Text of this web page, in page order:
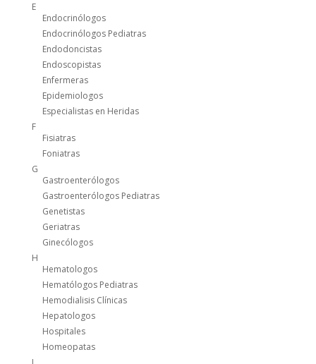
E
Endocrinólogos
Endocrinólogos Pediatras
Endodoncistas
Endoscopistas
Enfermeras
Epidemiologos
Especialistas en Heridas
F
Fisiatras
Foniatras
G
Gastroenterólogos
Gastroenterólogos Pediatras
Genetistas
Geriatras
Ginecólogos
H
Hematologos
Hematólogos Pediatras
Hemodialisis Clínicas
Hepatologos
Hospitales
Homeopatas